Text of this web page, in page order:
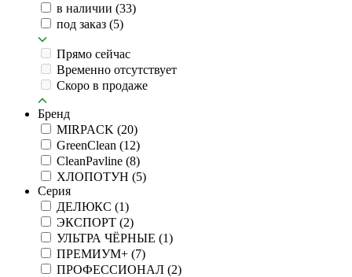
в наличии (33)
под заказ (5)
Прямо сейчас
Временно отсутствует
Скоро в продаже
Бренд
MIRPACK (20)
GreenClean (12)
CleanPavline (8)
ХЛОПОТУН (5)
Серия
ДЕЛЮКС (1)
ЭКСПОРТ (2)
УЛЬТРА ЧЁРНЫЕ (1)
ПРЕМИУМ+ (7)
ПРОФЕССИОНАЛ (2)